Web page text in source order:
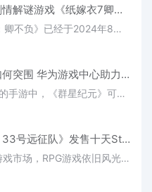
中式悬疑剧情解谜游戏《纸嫁衣7卿不负》已上架Steam(中式悬疑剧情解谜手游)
《纸嫁衣7：卿不负》已经于2024年8月9日上线移动平台，并在民俗、剧情、视觉以及心跳指数上都有所升级。最近，这款游戏也上架了Steam平台，但官方尚未公布具体
新游赛道如何突围 华为游戏中心助力《群星纪元》出圈(新赛车突围怎样玩的视频吗)
近期新上线的手游中，《群星纪元》可谓赚足了眼球，其凭借星际科幻+SLG的设定不仅斩获2025年中国科幻大会第三届科幻星球大赛“科幻游戏作品冠军”，还登上了央视的舞台。
《光与影：33号远征队》发售十天Steam在线人数突破14.5万人
2025年的游戏市场，RPG游戏依旧风光无限，众多热门游戏都在该类型下找到了自己的细分领域。《天国：拯救2》以其深刻的故事线和历史背景，让玩家沉浸在一个充满挑战